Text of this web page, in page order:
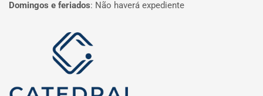
Domingos e feriados: Não haverá expediente
Página inicial